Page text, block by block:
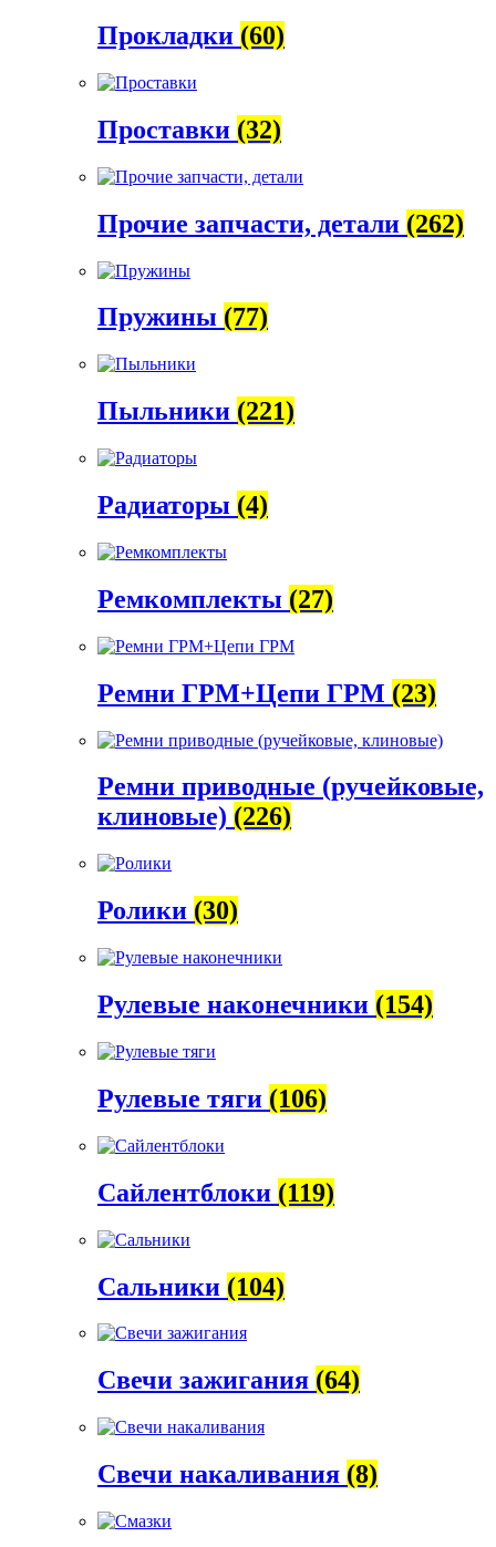
Прокладки (60)
Проставки (32)
Прочие запчасти, детали (262)
Пружины (77)
Пыльники (221)
Радиаторы (4)
Ремкомплекты (27)
Ремни ГРМ+Цепи ГРМ (23)
Ремни приводные (ручейковые,
клиновые) (226)
Ролики (30)
Рулевые наконечники (154)
Рулевые тяги (106)
Сайлентблоки (119)
Сальники (104)
Свечи зажигания (64)
Свечи накаливания (8)